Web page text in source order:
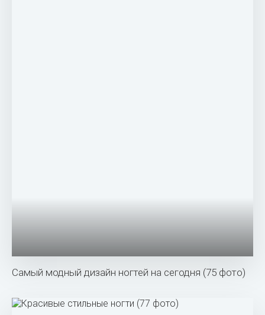
Самый модный дизайн ногтей на сегодня (75 фото)